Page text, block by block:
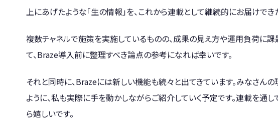
上にあげたような「生の情報」を、これから連載として継続的にお届けでき
複数チャネルで施策を実施しているものの、成果の見え方や運用負荷に課
て、Braze導入前に整理すべき論点の参考になれば幸いです。
それと同時に、Brazeには新しい機能も続々と出てきています。みなさん
ように、私も実際に手を動かしながらご紹介していく予定です。連載を通
ら嬉しいです。